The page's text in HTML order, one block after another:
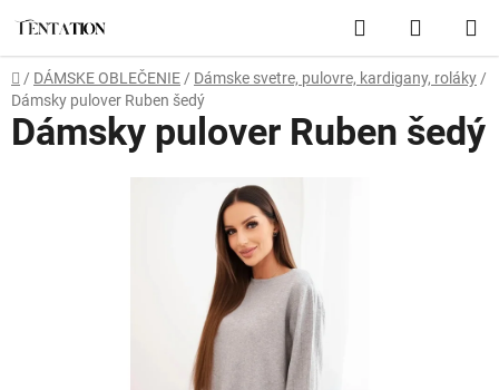
obsah
Hľadať
KOŠÍK
Domov
/ DÁMSKE OBLEČENIE / Dámske svetre, pulovre, kardigany, roláky /
Dámsky pulover Ruben šedý
Dámsky pulover Ruben šedý